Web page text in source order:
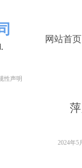
网站首页
性声明
2024年5